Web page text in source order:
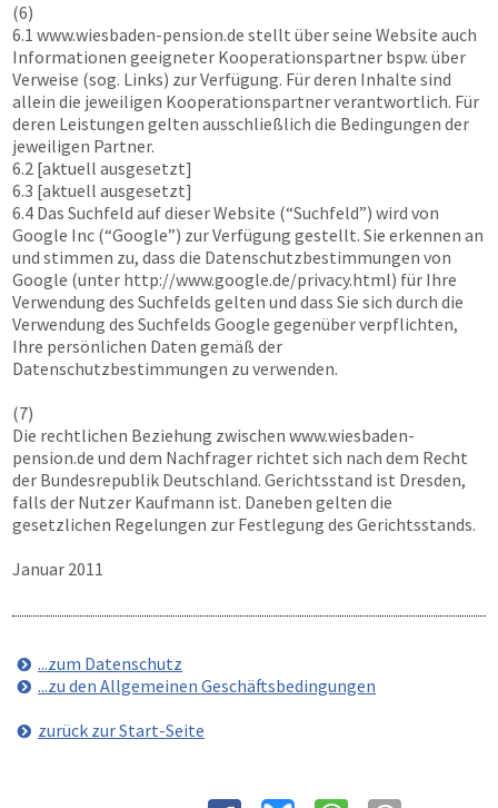
(6)
6.1 www.wiesbaden-pension.de stellt über seine Website auch
Informationen geeigneter Kooperationspartner bspw. über
Verweise (sog. Links) zur Verfügung. Für deren Inhalte sind
allein die jeweiligen Kooperationspartner verantwortlich. Für
deren Leistungen gelten ausschließlich die Bedingungen der
jeweiligen Partner.
6.2 [aktuell ausgesetzt]
6.3 [aktuell ausgesetzt]
6.4 Das Suchfeld auf dieser Website (“Suchfeld”) wird von
Google Inc (“Google”) zur Verfügung gestellt. Sie erkennen an
und stimmen zu, dass die Datenschutzbestimmungen von
Google (unter http://www.google.de/privacy.html) für Ihre
Verwendung des Suchfelds gelten und dass Sie sich durch die
Verwendung des Suchfelds Google gegenüber verpflichten,
Ihre persönlichen Daten gemäß der
Datenschutzbestimmungen zu verwenden.
(7)
Die rechtlichen Beziehung zwischen www.wiesbaden-
pension.de und dem Nachfrager richtet sich nach dem Recht
der Bundesrepublik Deutschland. Gerichtsstand ist Dresden,
falls der Nutzer Kaufmann ist. Daneben gelten die
gesetzlichen Regelungen zur Festlegung des Gerichtsstands.
Januar 2011
...zum Datenschutz
...zu den Allgemeinen Geschäftsbedingungen
zurück zur Start-Seite